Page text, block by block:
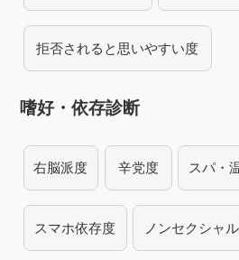
拒否されると思いやすい度
嗜好・依存診断
右脳派度 辛党度 スパ・
スマホ依存度 ノンセクシャ